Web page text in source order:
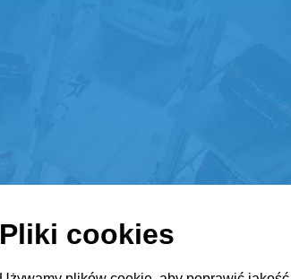
Pliki cookies